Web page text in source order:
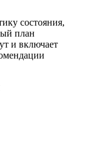
состояния,
план
и включает